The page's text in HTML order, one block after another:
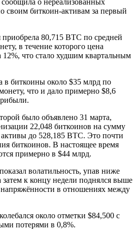
сообщила о нереализованных
своим биткоин-активам за первый
80,715 BTC по средней
в течение которого цена
12%, что стало худшим квартальным
в биткоины около $35 млрд по
что и дало примерно $8,6
было объявлено 31 марта,
22,048 биткоинов на сумму
до 528,185 BTC. Это почти
биткоинов. В настоящее время
примерно в $44 млрд.
волатильность, упав ниже
затем к концу недели поднялся выше
в отношениях между
около отметки $84,500 с
потерями в 0,8%.